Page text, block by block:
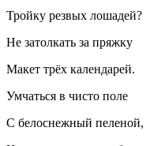
Тройку резвых лошадей?
Не затолкать за пряжку
Макет трёх календарей.
Умчаться в чисто поле
С белоснежный пеленой,